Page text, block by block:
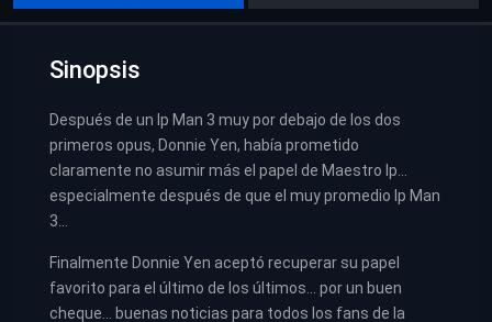
Sinopsis
Después de un Ip Man 3 muy por debajo de los dos
primeros opus, Donnie Yen, había prometido
claramente no asumir más el papel de Maestro Ip…
especialmente después de que el muy promedio Ip Man
3…
Finalmente Donnie Yen aceptó recuperar su papel
favorito para el último de los últimos… por un buen
cheque… buenas noticias para todos los fans de la